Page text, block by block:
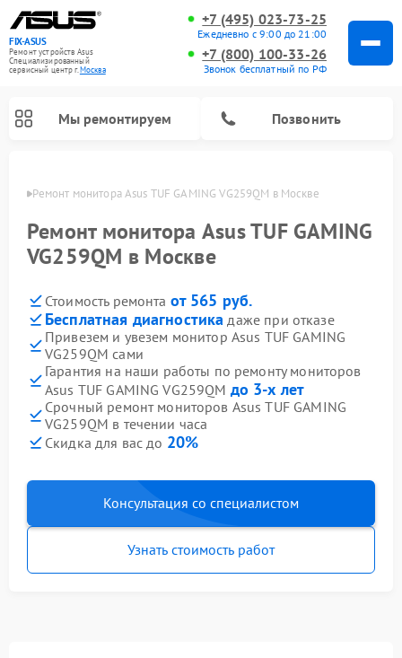
FIX-ASUS
Ремонт устройств Asus
Специализированный
cервисный центр г.Москва
+7 (495) 023-73-25
Ежедневно с 9:00 до 21:00
+7 (800) 100-33-26
Звонок бесплатный по РФ
Мы ремонтируем Позвонить
Ремонт монитора Asus TUF GAMING VG259QM в Москве
Ремонт монитора Asus TUF GAMING
VG259QM в Москве
Стоимость ремонта от 565 руб.
Бесплатная диагностика даже при отказе
Привезем и увезем монитор Asus TUF GAMING
VG259QM сами
Гарантия на наши работы по ремонту мониторов
Asus TUF GAMING VG259QM до 3-х лет
Срочный ремонт мониторов Asus TUF GAMING
VG259QM в течении часа
Скидка для вас до 20%
Консультация со специалистом
Узнать стоимость работ